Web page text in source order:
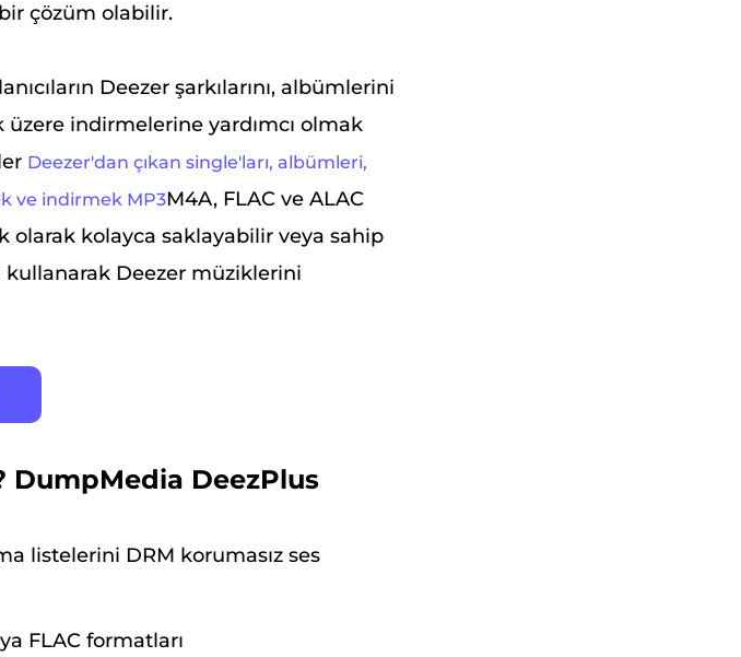
çözüm olabilir.
Deezer şarkılarını, albümlerini
indirmelerine yardımcı olmak
Deezer'dan çıkan single'ları, albümleri,
ve indirmek MP3M4A, FLAC ve ALAC
olarak kolayca saklayabilir veya sahip
kullanarak Deezer müziklerini
DumpMedia DeezPlus
listelerini DRM korumasız ses
FLAC formatları